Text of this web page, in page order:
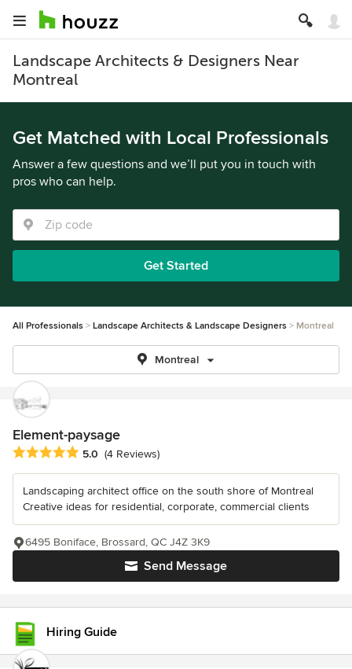
Landscape Architects & Designers Near
Montreal
Get Matched with Local Professionals
Answer a few questions and we’ll put you in touch with
pros who can help.
Get Started
All Professionals Landscape Architects & Landscape Designers Montreal
Montreal
Element-paysage
Average rating: 5 out of 5 stars
5.0 (4 Reviews)
Landscaping architect office on the south shore of Montreal
Creative ideas for residential, corporate, commercial clients
Send Message
6495 Boniface, Brossard, QC J4Z 3K9
Hiring Guide